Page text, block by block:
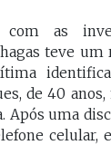
com as
teve
de 40
Após uma
celular,